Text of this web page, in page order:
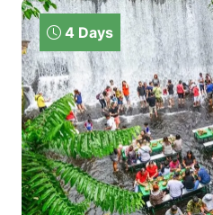
4 Days